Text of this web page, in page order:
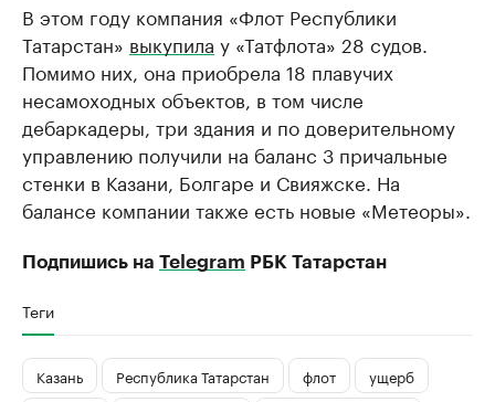
В этом году компания «Флот Республики
Татарстан» выкупила у «Татфлота» 28 судов.
Помимо них, она приобрела 18 плавучих
несамоходных объектов, в том числе
дебаркадеры, три здания и по доверительному
управлению получили на баланс 3 причальные
стенки в Казани, Болгаре и Свияжске. На
балансе компании также есть новые «Метеоры».
Подпишись на Telegram РБК Татарстан
Теги
Казань Республика Татарстан флот
ущерб